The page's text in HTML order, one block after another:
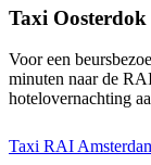
Taxi
Voor een
minuten naar de
hotelovernachting
Taxi RAI